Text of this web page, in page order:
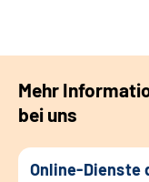
Mehr
bei uns
Online-Dienste